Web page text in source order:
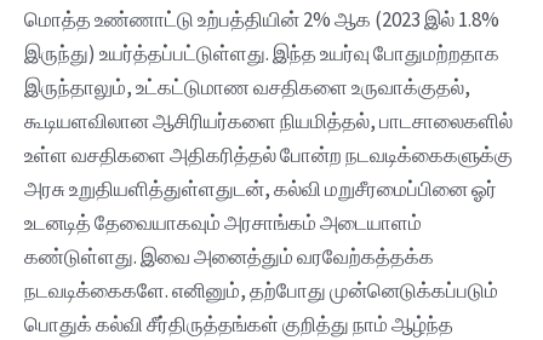
மொத்த உண்ணாட்டு உற்பத்தியின் 2% ஆக (2023 இல் 1.8%
இருந்து) உயர்த்தப்பட்டுள்ளது. இந்த உயர்வு போதுமற்றதாக
இருந்தாலும், உட்கட்டுமாண‌ வசதிகளை உருவாக்குதல்,
கூடியளவிலான‌ ஆசிரியர்களை நியமித்தல், பாடசாலைகளில்
உள்ள‌ வசதிகளை அதிகரித்தல் போன்ற நடவடிக்கைகளுக்கு
அரசு உறுதியளித்துள்ளதுடன், கல்வி மறுசீரமைப்பினை ஓர்
உடனடித் தேவையாகவும் அரசாங்கம் அடையாளம்
கண்டுள்ளது. இவை அனைத்தும் வரவேற்கத்தக்க
நடவடிக்கைகளே. எனினும், தற்போது முன்னெடுக்கப்படும்
பொதுக் கல்வி சீர்திருத்தங்கள் குறித்து நாம் ஆழ்ந்த